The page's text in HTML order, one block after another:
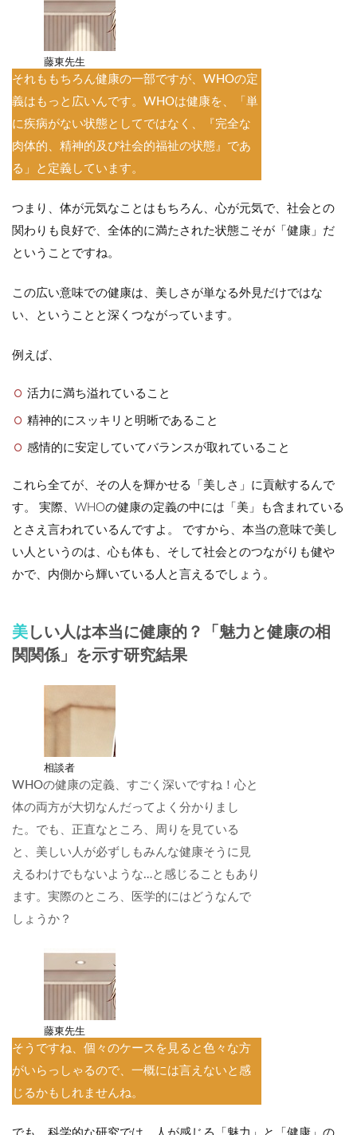
藤東先生
それももちろん健康の一部ですが、WHOの定
義はもっと広いんです。WHOは健康を、「単
に疾病がない状態としてではなく、『完全な
肉体的、精神的及び社会的福祉の状態』であ
る」と定義しています。
つまり、体が元気なことはもちろん、心が元気で、社会との
関わりも良好で、全体的に満たされた状態こそが「健康」だ
ということですね。
この広い意味での健康は、美しさが単なる外見だけではな
い、ということと深くつながっています。
例えば、
活力に満ち溢れていること
精神的にスッキリと明晰であること
感情的に安定していてバランスが取れていること
これら全てが、その人を輝かせる「美しさ」に貢献するんで
す。 実際、WHOの健康の定義の中には「美」も含まれている
とさえ言われているんですよ。 ですから、本当の意味で美し
い人というのは、心も体も、そして社会とのつながりも健や
かで、内側から輝いている人と言えるでしょう。
美しい人は本当に健康的？「魅力と健康の相
関関係」を示す研究結果
相談者
WHOの健康の定義、すごく深いですね！心と
体の両方が大切なんだってよく分かりまし
た。でも、正直なところ、周りを見ている
と、美しい人が必ずしもみんな健康そうに見
えるわけでもないような…と感じることもあり
ます。実際のところ、医学的にはどうなんで
しょうか？
藤東先生
そうですね、個々のケースを見ると色々な方
がいらっしゃるので、一概には言えないと感
じるかもしれませんね。